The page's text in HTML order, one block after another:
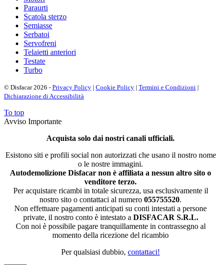
Paraurti
Scatola sterzo
Semiasse
Serbatoi
Servofreni
Telaietti anteriori
Testate
Turbo
© Disfacar 2026 - Privacy Policy | Cookie Policy | Termini e Condizioni |
Dichiarazione di Accessibilità
To top
Avviso Importante
Acquista solo dai nostri canali ufficiali.
Esistono siti e profili social non autorizzati che usano il nostro nome
o le nostre immagini.
Autodemolizione Disfacar non è affiliata a nessun altro sito o
venditore terzo.
Per acquistare ricambi in totale sicurezza, usa esclusivamente il
nostro sito o contattaci al numero 055755520.
Non effettuare pagamenti anticipati su conti intestati a persone
private, il nostro conto è intestato a DISFACAR S.R.L.
Con noi è possibile pagare tranquillamente in contrassegno al
momento della ricezione del ricambio
Per qualsiasi dubbio, contattaci!